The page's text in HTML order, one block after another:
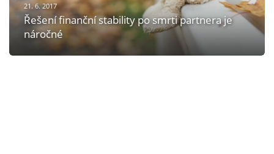
21. 6. 2017
Řešení finanční stability po smrti partnera je
náročné